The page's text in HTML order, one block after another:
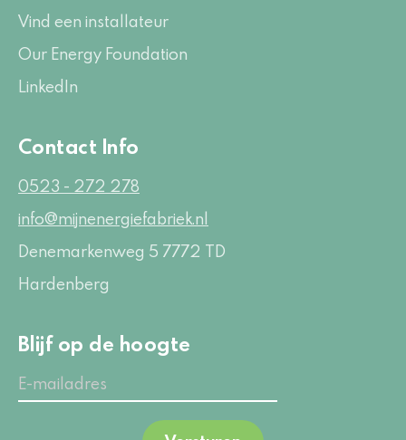
Vind een installateur
Our Energy Foundation
LinkedIn
Contact Info
0523 - 272 278
info@mijnenergiefabriek.nl
Denemarkenweg 5 7772 TD
Hardenberg
Blijf op de hoogte